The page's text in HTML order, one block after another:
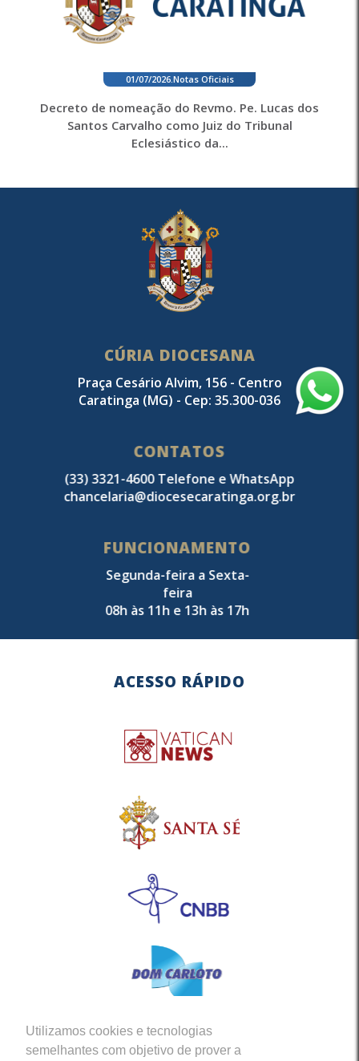
Utilizamos cookies e tecnologias
semelhantes com objetivo de prover a
01/07/2026. Notas Oficiais
Decreto de nomeação do Revmo. Pe. Lucas dos
Santos Carvalho como Juiz do Tribunal
Eclesiástico da...
CÚRIA DIOCESANA
Praça Cesário Alvim, 156 - Centro
Caratinga (MG) - Cep: 35.300-036
CONTATOS
(33) 3321-4600 Telefone e WhatsApp
chancelaria@diocesecaratinga.org.br
FUNCIONAMENTO
Segunda-feira a Sexta-
feira
08h às 11h e 13h às 17h
ACESSO RÁPIDO
Siga-nos em nossas Redes Sociais